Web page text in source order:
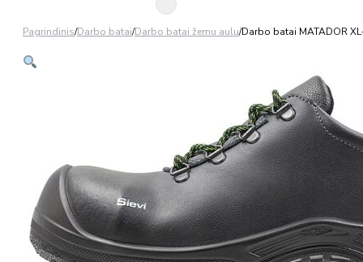
Pagrindinis/Darbo batai/Darbo batai žemu aulu/Darbo batai MATADOR